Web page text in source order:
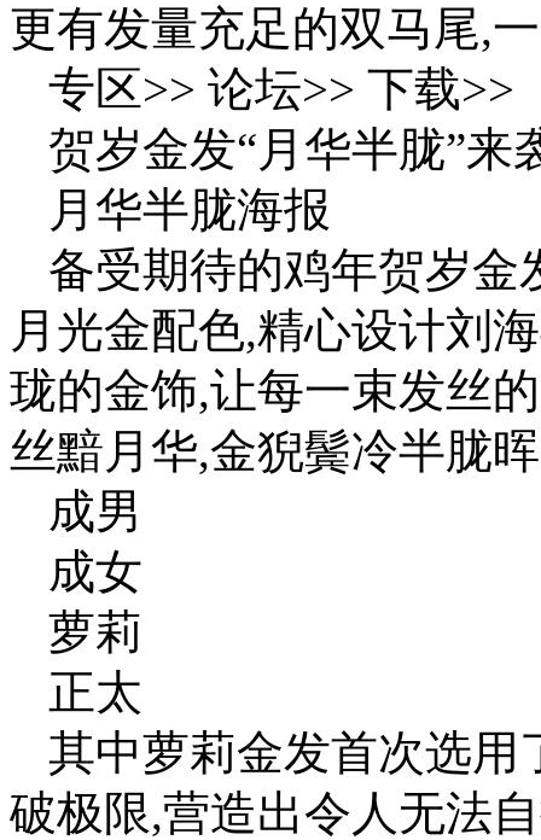
更有发量充足的双马尾,
专区>> 论坛>> 下载>>
贺岁金发“月华半胧”来
月华半胧海报
备受期待的鸡年贺岁金
月光金配色,精心设计刘
珑的金饰,让每一束发丝
丝黯月华,金猊鬓冷半胧
成男
成女
萝莉
正太
其中萝莉金发首次选用
破极限,营造出令人无法